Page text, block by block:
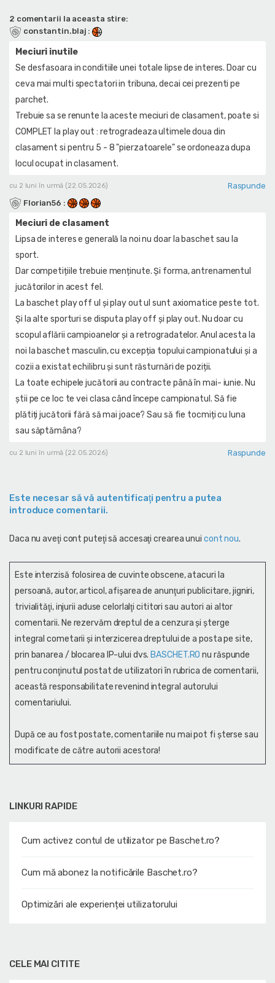
LINKURI RAPIDE
Cum activez contul de utilizator pe Baschet.ro?
Cum mă abonez la notificările Baschet.ro?
Optimizări ale experienței utilizatorului
2 comentarii la aceasta stire:
constantin.blaj :
Meciuri inutile
Se desfasoara in conditiile unei totale lipse de interes. Doar cu
ceva mai multi spectatori in tribuna, decai cei prezenti pe
parchet.
Trebuie sa se renunte la aceste meciuri de clasament, poate si
COMPLET la play out : retrogradeaza ultimele doua din
clasament si pentru 5 - 8 "pierzatoarele" se ordoneaza dupa
locul ocupat in clasament.
cu 2 luni în urmă (22.05.2026)
Raspunde
Florian56 :
Meciuri de clasament
Lipsa de interes e generală la noi nu doar la baschet sau la
sport.
Dar competițiile trebuie menținute. Și forma, antrenamentul
jucătorilor in acest fel.
La baschet play off ul și play out ul sunt axiomatice peste tot.
Și la alte sporturi se disputa play off și play out. Nu doar cu
scopul aflării campioanelor și a retrogradatelor. Anul acesta la
noi la baschet masculin, cu excepția topului campionatului și a
cozii a existat echilibru și sunt răsturnări de poziții.
La toate echipele jucătorii au contracte până în mai- iunie. Nu
știi pe ce loc te vei clasa când începe campionatul. Să fie
plătiți jucătorii fără să mai joace? Sau să fie tocmiți cu luna
sau săptămâna?
cu 2 luni în urmă (22.05.2026) Raspunde
Este necesar să vă autentificaţi pentru a putea
introduce comentarii.
Daca nu aveţi cont puteţi să accesaţi crearea unui cont nou.
Este interzisă folosirea de cuvinte obscene, atacuri la
persoană, autor, articol, afişarea de anunţuri publicitare, jigniri,
trivialităţi, injurii aduse celorlalţi cititori sau autori ai altor
comentarii. Ne rezervăm dreptul de a cenzura și şterge
integral cometarii și interzicerea dreptului de a posta pe site,
prin banarea / blocarea IP-ului dvs. BASCHET.RO nu răspunde
pentru conţinutul postat de utilizatori în rubrica de comentarii,
această responsabilitate revenind integral autorului
comentariului.
După ce au fost postate, comentariile nu mai pot fi șterse sau
modificate de către autorii acestora!
CELE MAI CITITE